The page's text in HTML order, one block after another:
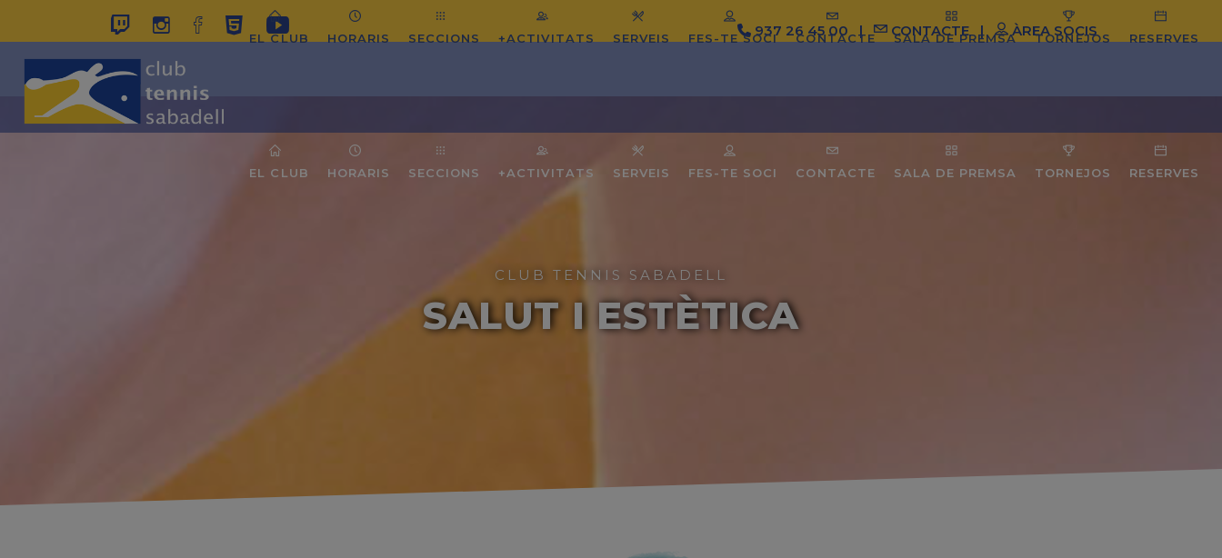
937 26 45 00 | CONTACTE | ÀREA SOCIS
EL CLUB HORARIS SECCIONS +ACTIVITATS SERVEIS FES-TE SOCI CONTACTE SALA DE PREMSA TORNEJOS RESERVES
EL CLUB HORARIS SECCIONS +ACTIVITATS SERVEIS FES-TE SOCI CONTACTE SALA DE PREMSA TORNEJOS RESERVES
CLUB TENNIS SABADELL
SALUT I ESTÈTICA